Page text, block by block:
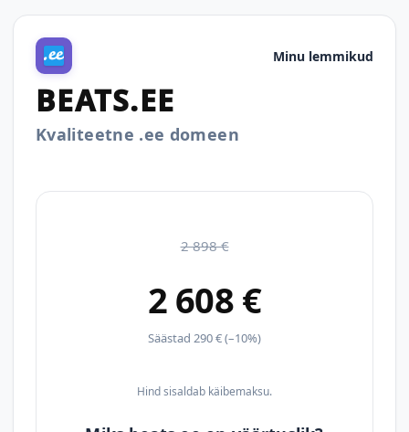
Minu lemmikud
BEATS.EE
Kvaliteetne .ee domeen
2 898 €
2 608 €
Säästad 290 € (–10%)
Hind sisaldab käibemaksu.